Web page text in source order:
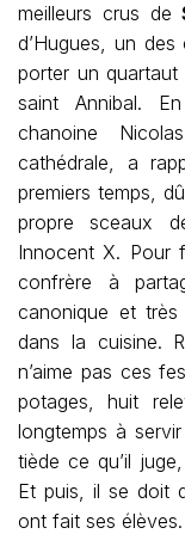
meilleurs crus de
d’Hugues, un
porter un
saint Annibal.
chanoine
cathédrale, a
premiers temps,
propre sceaux
Innocent X. Pour
confrère à
canonique et très
dans la cuisine.
n’aime pas ces
potages, huit
longtemps à
tiède ce qu’il
Et puis, il se doit
ont fait ses élèves.